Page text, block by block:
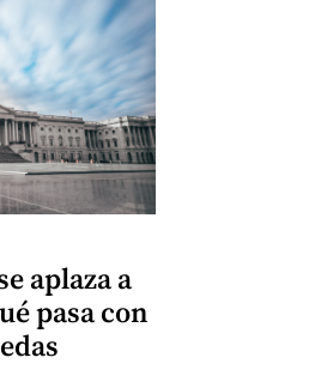
aplaza a
pasa con